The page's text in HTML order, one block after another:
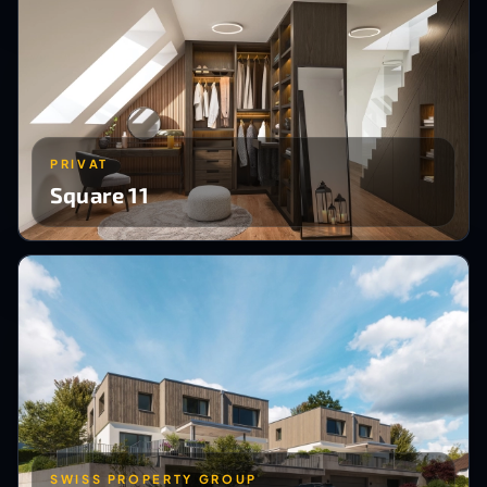
PRIVAT
Square 11
SWISS PROPERTY GROUP